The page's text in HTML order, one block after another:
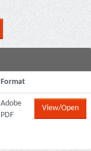
Format
Adobe
PDF
View/Open